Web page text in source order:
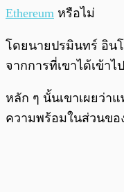
Ethereum หรือไม่
โดยนายปรมินทร์ อิน
จากการที่เขาได้เข้า
หลัก ๆ นั้นเขาเผยว่า
ความพร้อมในส่วนขอ